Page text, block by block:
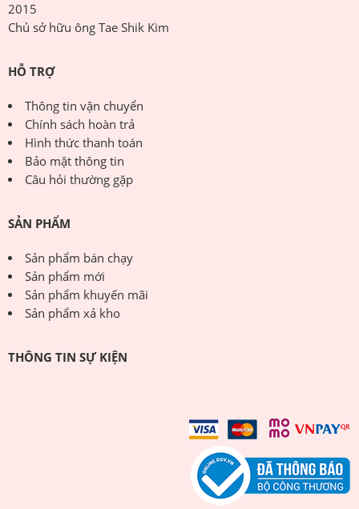
2015
Chủ sở hữu ông Tae Shik Kim
HỖ TRỢ
Thông tin vận chuyển
Chính sách hoàn trả
Hình thức thanh toán
Bảo mật thông tin
Câu hỏi thường gặp
SẢN PHẨM
Sản phẩm bán chạy
Sản phẩm mới
Sản phẩm khuyến mãi
Sản phẩm xả kho
THÔNG TIN SỰ KIỆN